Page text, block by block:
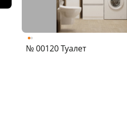
№ 00120 Туалет